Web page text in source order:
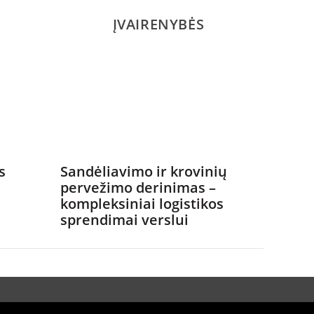
ĮVAIRENYBĖS
Sandėliavimo ir krovinių
pervežimo derinimas –
kompleksiniai logistikos
sprendimai verslui